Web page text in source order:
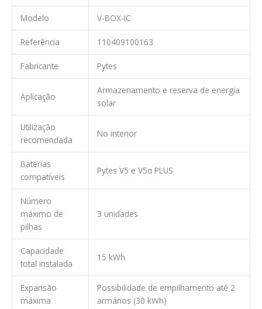
Modelo V-BOX-IC
Referência 110409100163
Fabricante Pytes
Aplicação
Armazenamento e reserva de energia
solar
Utilização
recomendada
No interior
Baterias
compatíveis
Pytes V5 e V5α PLUS
Número
máximo de
pilhas
3 unidades
Capacidade
total instalada
15 kWh
Expansão
máxima
Possibilidade de empilhamento até 2
armários (30 kWh)